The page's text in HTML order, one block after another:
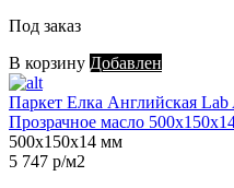
Под заказ
В корзину Добавлен
Паркет Елка Английская
Прозрачное масло
500х150х14 мм
5 747 р/м2